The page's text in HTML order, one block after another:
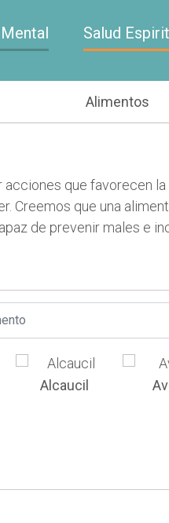
Salud
Alimentos
que favorecen
Creemos que una
de prevenir males e
Alcaucil